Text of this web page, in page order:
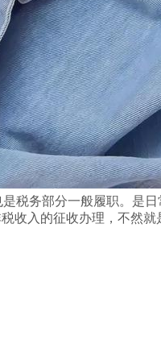
税务部分一般履职。是
入的征收办理，不然